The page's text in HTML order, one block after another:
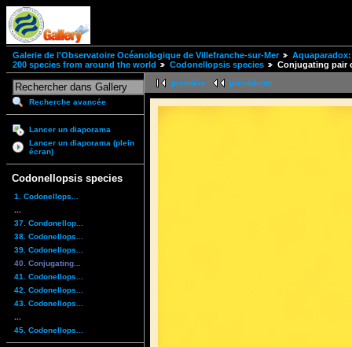
Galerie de l'Observatoire Océanologique de Villefranche-sur-Mer
200 species from around the world
Codonellopsis species Conjugating pair
Recherche avancée
Lancer un diaporama
Lancer un diaporama (plein
écran)
Codonellopsis species
1. Codonellops...
37. Condonellop...
38. Codonellops...
39. Codonellops...
40. Conjugating...
41. Codonellops...
42. Codonellops...
43. Codonellops...
45. Codonellops...
première précédente